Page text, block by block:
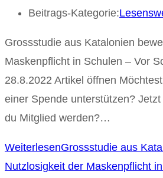
Beitrags-Kategorie:
Grossstudie aus Katalonien
Maskenpflicht in Schulen – Vor
28.8.2022 Artikel öffnen
einer Spende unterstützen?
du Mitglied werden?…
WeiterlesenGrossstudie aus
Nutzlosigkeit der Maskenpflicht